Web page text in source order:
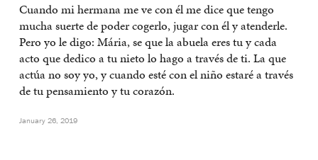
Cuando mi hermana me ve con él me dice que tengo
mucha suerte de poder cogerlo, jugar con él y atenderle.
Pero yo le digo: Mária, se que la abuela eres tu y cada
acto que dedico a tu nieto lo hago a través de ti. La que
actúa no soy yo, y cuando esté con el niño estaré a través
de tu pensamiento y tu corazón.
January 26, 2019